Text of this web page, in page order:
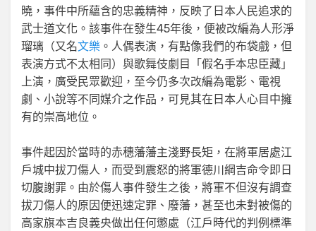
曉，事件中所蘊含的忠義精神，反映了日本人民追求的
武士道文化。該事件在發生45年後，便被改編為人形淨
瑠璃（又名文樂 。人偶表演，有點像我們的布袋戲，但
表演方式不太相同）與歌舞伎劇目「假名手本忠臣藏」
上演，廣受民眾歡迎，至今仍多次改編為電影、電視
劇、小說等不同媒介之作品，可見其在日本人心目中擁
有的崇高地位。
事件起因於當時的赤穗藩藩主淺野長矩，在將軍居處江
戶城中拔刀傷人，而受到震怒的將軍德川綱吉命令即日
切腹謝罪。由於傷人事件發生之後，將軍不但沒有調查
拔刀傷人的原因便迅速定罪、廢藩，甚至也未對被傷的
高家旗本吉良義央做出任何懲處（江戶時代的判例標準